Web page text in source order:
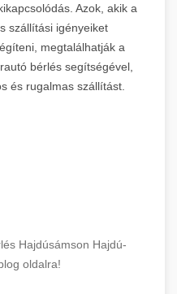
Azok, akik a
szállítási igényeiket
megtalálhatják a
bérlés segítségével,
és rugalmas szállítást.
Hajdúsámson Hajdú-
oldalra!